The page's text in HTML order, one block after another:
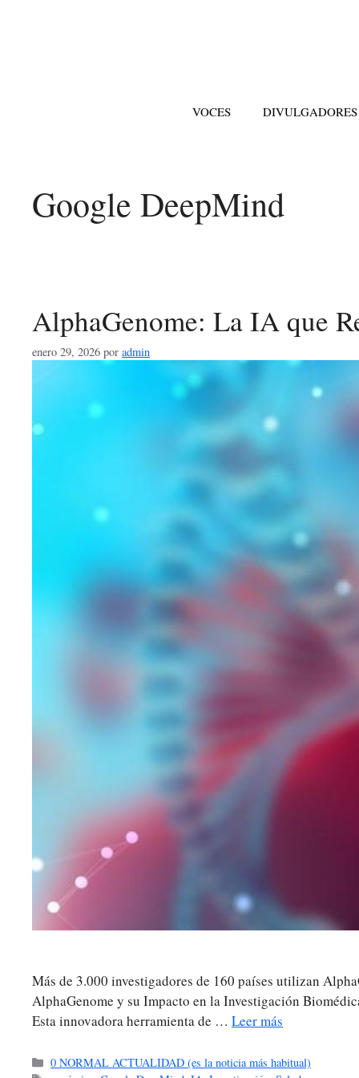
VOCES DIVULGADORES
Google DeepMind
AlphaGenome: La IA que
enero 29, 2026 por admin
Más de 3.000 investigadores de 160 países utilizan
AlphaGenome y su Impacto en la Investigación
Esta innovadora herramienta de … Leer más
Categorías
0 NORMAL ACTUALIDAD (es la noticia más habitual)